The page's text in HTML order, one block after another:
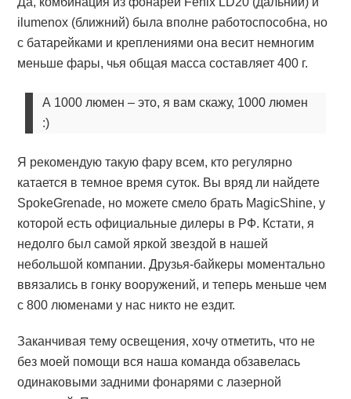
ilumenox (ближний) была вполне работоспособна, но
с батарейками и креплениями она весит немногим
меньше фары, чья общая масса составляет 400 г.
А 1000 люмен – это, я вам скажу, 1000 люмен
:)
Я рекомендую такую фару всем, кто регулярно
катается в темное время суток. Вы вряд ли найдете
SpokeGrenade, но можете смело брать MagicShine, у
которой есть официальные дилеры в РФ. Кстати, я
недолго был самой яркой звездой в нашей
небольшой компании. Друзья-байкеры моментально
ввязались в гонку вооружений, и теперь меньше чем
с 800 люменами у нас никто не ездит.
Заканчивая тему освещения, хочу отметить, что не
без моей помощи вся наша команда обзавелась
одинаковыми задними фонарями с лазерной